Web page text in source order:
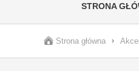
STRONA
Strona główna ›